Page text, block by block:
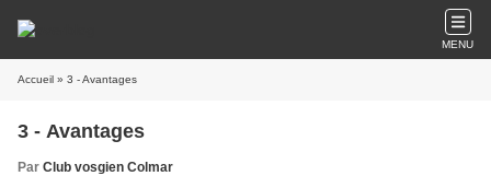
MENU
Accueil » 3 - Avantages
3 - Avantages
Par Club vosgien Colmar